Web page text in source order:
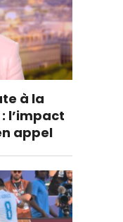
à la
l’impact
appel